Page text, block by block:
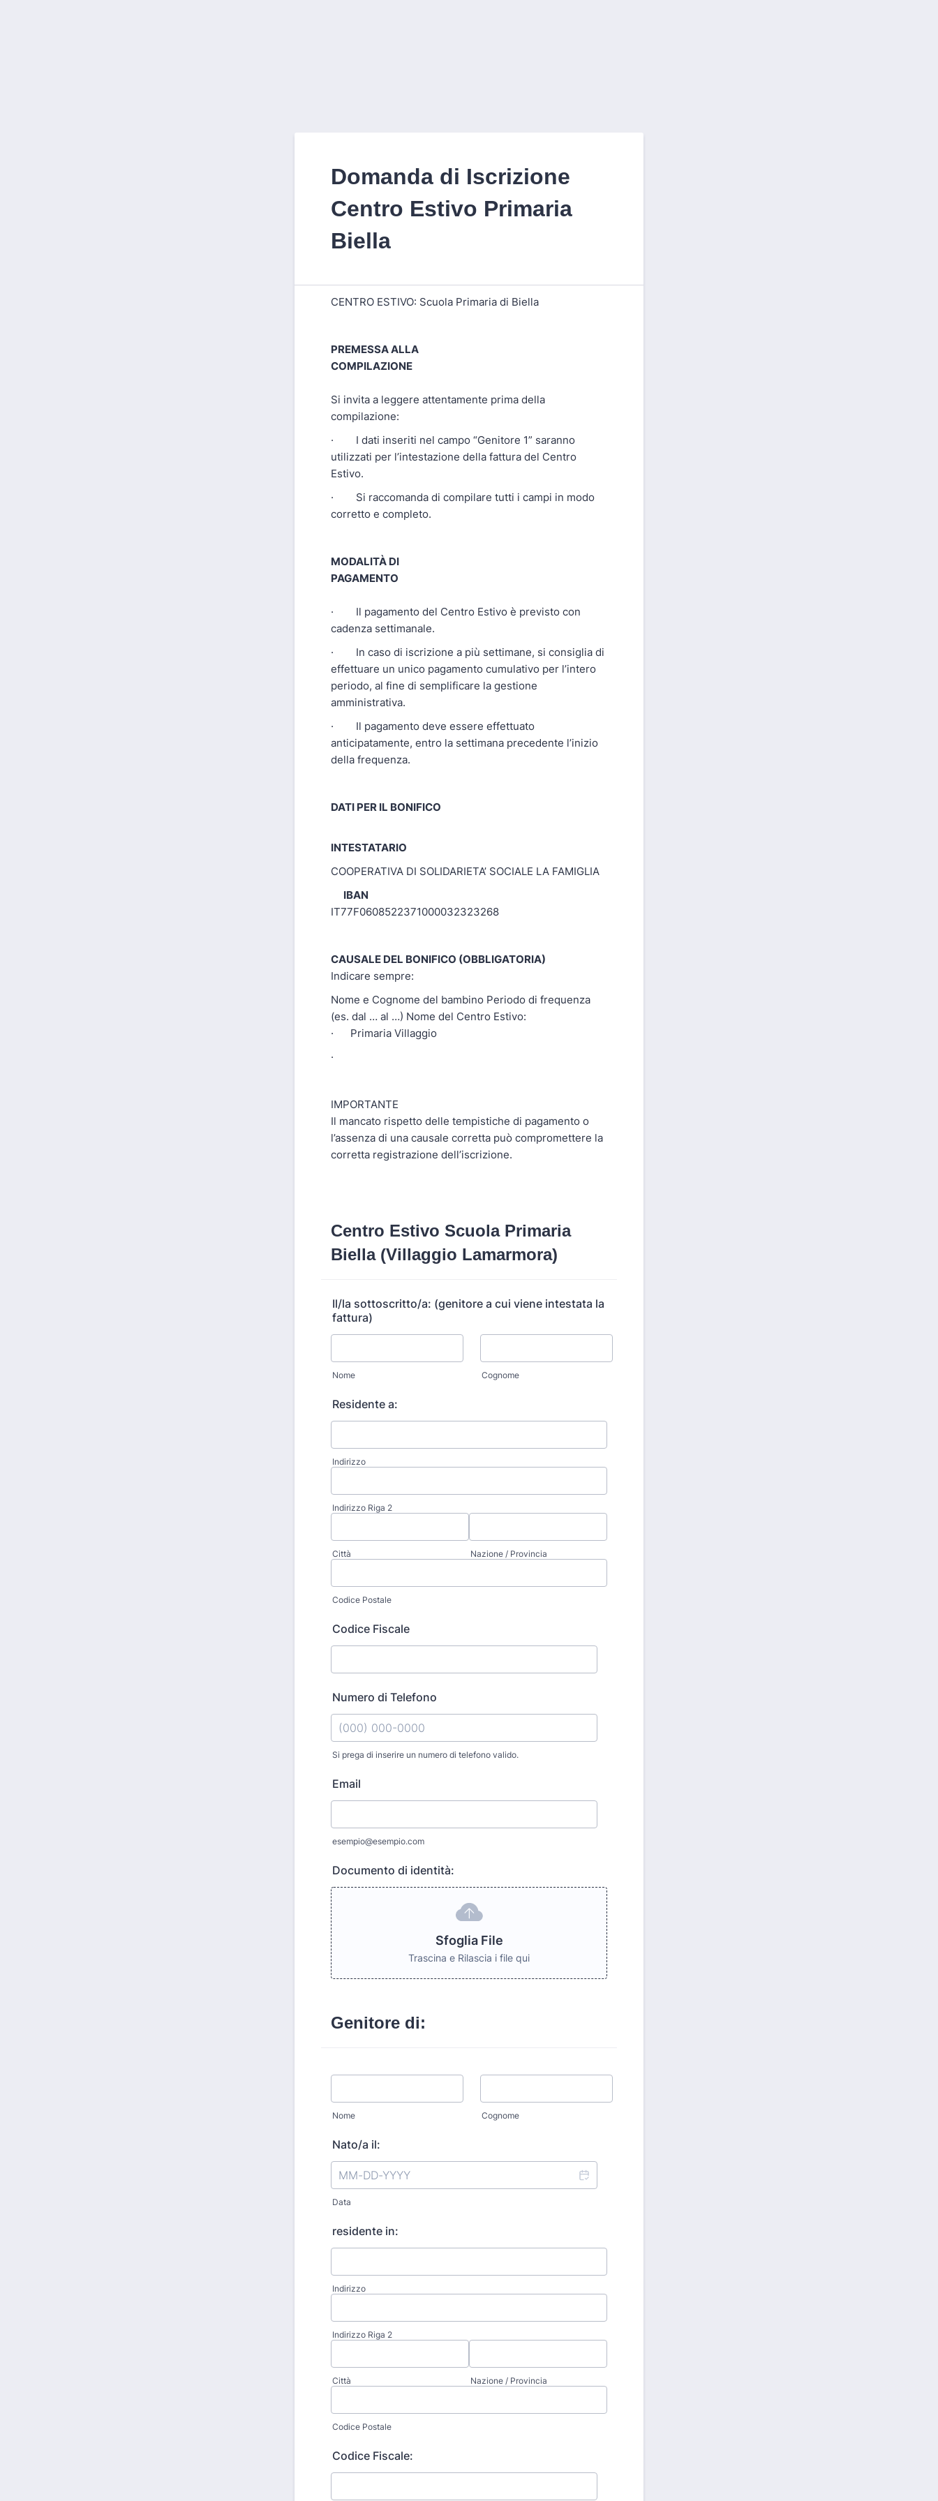
Domanda di Iscrizione
Centro Estivo Primaria
Biella
CENTRO ESTIVO: Scuola Primaria di Biella
PREMESSA ALLA
COMPILAZIONE
Si invita a leggere attentamente prima della
compilazione:
· I dati inseriti nel campo “Genitore 1” saranno
utilizzati per l’intestazione della fattura del Centro
Estivo.
· Si raccomanda di compilare tutti i campi in modo
corretto e completo.
MODALITÀ DI
PAGAMENTO
· Il pagamento del Centro Estivo è previsto con
cadenza settimanale.
· In caso di iscrizione a più settimane, si consiglia di
effettuare un unico pagamento cumulativo per l’intero
periodo, al fine di semplificare la gestione
amministrativa.
· Il pagamento deve essere effettuato
anticipatamente, entro la settimana precedente l’inizio
della frequenza.
DATI PER IL BONIFICO
INTESTATARIO
COOPERATIVA DI SOLIDARIETA’ SOCIALE LA FAMIGLIA
IBAN
IT77F0608522371000032323268
CAUSALE DEL BONIFICO (OBBLIGATORIA)
Indicare sempre:
Nome e Cognome del bambino Periodo di frequenza
(es. dal … al …) Nome del Centro Estivo:
· Primaria Villaggio
·
IMPORTANTE
Il mancato rispetto delle tempistiche di pagamento o
l’assenza di una causale corretta può compromettere la
corretta registrazione dell’iscrizione.
Centro Estivo Scuola Primaria
Biella (Villaggio Lamarmora)
Il/la sottoscritto/a: (genitore a cui viene intestata la
fattura)
Nome Cognome
Residente a:
Indirizzo
Indirizzo Riga 2
Città Nazione / Provincia
Codice Postale
Codice Fiscale
Numero di Telefono
Si prega di inserire un numero di telefono valido.
Email
esempio@esempio.com
Documento di identità:
Sfoglia File
Trascina e Rilascia i file qui
Genitore di:
Nome Cognome
Nato/a il:
Data
residente in:
Indirizzo
Indirizzo Riga 2
Città Nazione / Provincia
Codice Postale
Codice Fiscale: